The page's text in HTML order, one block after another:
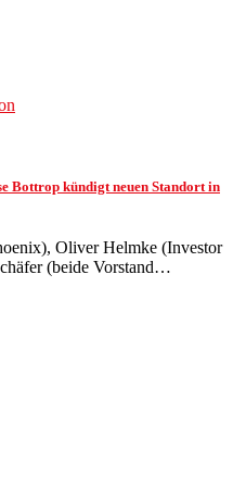
Bottrop kündigt neuen Standort in
Oliver Helmke (Investor
(beide Vorstand…